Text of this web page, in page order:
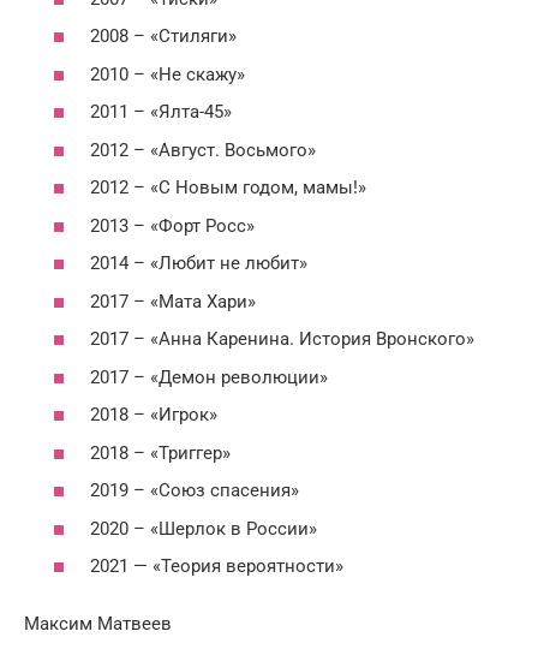
2008 – «Стиляги»
2010 – «Не скажу»
2011 – «Ялта-45»
2012 – «Август. Восьмого»
2012 – «С Новым годом, мамы!»
2013 – «Форт Росс»
2014 – «Любит не любит»
2017 – «Мата Хари»
2017 – «Анна Каренина. История Вронского»
2017 – «Демон революции»
2018 – «Игрок»
2018 – «Триггер»
2019 – «Союз спасения»
2020 – «Шерлок в России»
2021 — «Теория вероятности»
Максим Матвеев